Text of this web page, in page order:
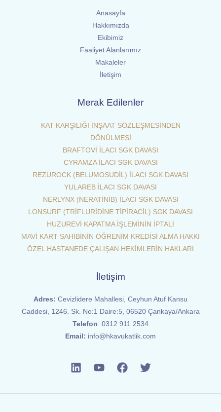
Anasayfa
Hakkımızda
Ekibimiz
Faaliyet Alanlarımız
Makaleler
İletişim
Merak Edilenler
KAT KARŞILIĞI İNŞAAT SÖZLEŞMESİNDEN
DÖNÜLMESİ
BRAFTOVİ İLACI SGK DAVASI
CYRAMZA İLACI SGK DAVASI
REZUROCK (BELUMOSUDİL) İLACI SGK DAVASI
YULAREB İLACI SGK DAVASI
NERLYNX (NERATİNİB) İLACI SGK DAVASI
LONSURF (TRİFLURİDİNE TİPİRACİL) SGK DAVASI
HUZUREVİ KAPATMA İŞLEMİNİN İPTALİ
MAVİ KART SAHİBİNİN ÖĞRENİM KREDİSİ ALMA HAKKI
ÖZEL HASTANEDE ÇALIŞAN HEKİMLERİN HAKLARI
İletişim
Adres: Cevizlidere Mahallesi, Ceyhun Atuf Kansu
Caddesi, 1246. Sk. No:1 Daire:5, 06520 Çankaya/Ankara
Telefon: 0312 911 2534
Email: info@hkavukatlik.com